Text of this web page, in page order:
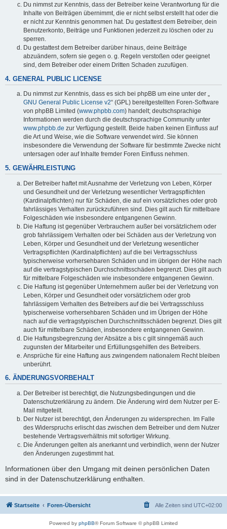
Du nimmst zur Kenntnis, dass der Betreiber keine Verantwortung für die
Inhalte von Beiträgen übernimmt, die er nicht selbst erstellt hat oder die
er nicht zur Kenntnis genommen hat. Du gestattest dem Betreiber, dein
Benutzerkonto, Beiträge und Funktionen jederzeit zu löschen oder zu
sperren.
Du gestattest dem Betreiber darüber hinaus, deine Beiträge
abzuändern, sofern sie gegen o. g. Regeln verstoßen oder geeignet
sind, dem Betreiber oder einem Dritten Schaden zuzufügen.
4. GENERAL PUBLIC LICENSE
Du nimmst zur Kenntnis, dass es sich bei phpBB um eine unter der „
GNU General Public License v2“ (GPL) bereitgestellten Foren-Software
von phpBB Limited (www.phpbb.com) handelt; deutschsprachige
Informationen werden durch die deutschsprachige Community unter
www.phpbb.de zur Verfügung gestellt. Beide haben keinen Einfluss auf
die Art und Weise, wie die Software verwendet wird. Sie können
insbesondere die Verwendung der Software für bestimmte Zwecke nicht
untersagen oder auf Inhalte fremder Foren Einfluss nehmen.
5. GEWÄHRLEISTUNG
Der Betreiber haftet mit Ausnahme der Verletzung von Leben, Körper
und Gesundheit und der Verletzung wesentlicher Vertragspflichten
(Kardinalpflichten) nur für Schäden, die auf ein vorsätzliches oder grob
fahrlässiges Verhalten zurückzuführen sind. Dies gilt auch für mittelbare
Folgeschäden wie insbesondere entgangenen Gewinn.
Die Haftung ist gegenüber Verbrauchern außer bei vorsätzlichem oder
grob fahrlässigem Verhalten oder bei Schäden aus der Verletzung von
Leben, Körper und Gesundheit und der Verletzung wesentlicher
Vertragspflichten (Kardinalpflichten) auf die bei Vertragsschluss
typischerweise vorhersehbaren Schäden und im übrigen der Höhe nach
auf die vertragstypischen Durchschnittsschäden begrenzt. Dies gilt auch
für mittelbare Folgeschäden wie insbesondere entgangenen Gewinn.
Die Haftung ist gegenüber Unternehmern außer bei der Verletzung von
Leben, Körper und Gesundheit oder vorsätzlichem oder grob
fahrlässigem Verhalten des Betreibers auf die bei Vertragsschluss
typischerweise vorhersehbaren Schäden und im Übrigen der Höhe
nach auf die vertragstypischen Durchschnittsschäden begrenzt. Dies gilt
auch für mittelbare Schäden, insbesondere entgangenen Gewinn.
Die Haftungsbegrenzung der Absätze a bis c gilt sinngemäß auch
zugunsten der Mitarbeiter und Erfüllungsgehilfen des Betreibers.
Ansprüche für eine Haftung aus zwingendem nationalem Recht bleiben
unberührt.
6. ÄNDERUNGSVORBEHALT
Der Betreiber ist berechtigt, die Nutzungsbedingungen und die
Datenschutzerklärung zu ändern. Die Änderung wird dem Nutzer per E-
Mail mitgeteilt.
Der Nutzer ist berechtigt, den Änderungen zu widersprechen. Im Falle
des Widerspruchs erlischt das zwischen dem Betreiber und dem Nutzer
bestehende Vertragsverhältnis mit sofortiger Wirkung.
Die Änderungen gelten als anerkannt und verbindlich, wenn der Nutzer
den Änderungen zugestimmt hat.
Informationen über den Umgang mit deinen persönlichen Daten
sind in der Datenschutzerklärung enthalten.
Startseite Foren-Übersicht Alle Zeiten sind UTC+02:00
Powered by phpBB® Forum Software © phpBB Limited